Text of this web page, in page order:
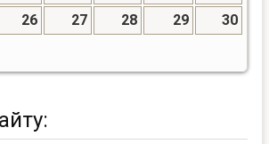
26 27 28 29
30